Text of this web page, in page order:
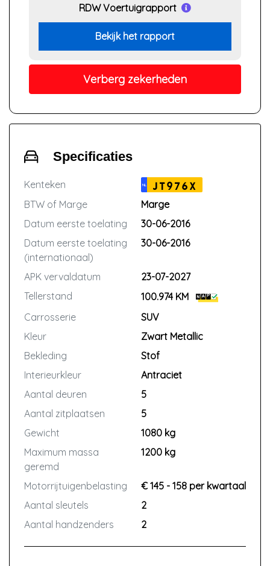
RDW Voertuigrapport
Bekijk het rapport
Verberg zekerheden
Specificaties
Kenteken NL
JT976X
BTW of Marge
Marge
Datum eerste toelating
30-06-2016
Datum eerste toelating
(internationaal)
30-06-2016
APK vervaldatum
23-07-2027
Tellerstand
100.974 KM
Carrosserie
SUV
Kleur
Zwart Metallic
Bekleding
Stof
Interieurkleur
Antraciet
Aantal deuren
5
Aantal zitplaatsen
5
Gewicht
1080 kg
Maximum massa
geremd
1200 kg
Motorrijtuigenbelasting
€ 145 - 158 per kwartaal
Aantal sleutels
2
Aantal handzenders
2